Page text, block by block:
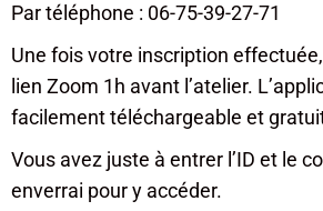
Par téléphone : 06-75-39-27-71
Une fois votre inscription
lien Zoom 1h avant l’atelier.
facilement téléchargeable et
Vous avez juste à entrer l’ID et le
enverrai pour y accéder.